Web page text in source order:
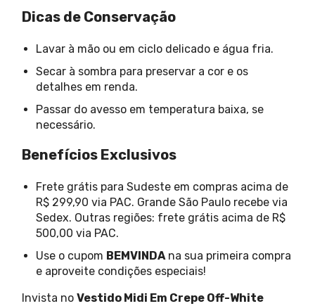
Dicas de Conservação
Lavar à mão ou em ciclo delicado e água fria.
Secar à sombra para preservar a cor e os
detalhes em renda.
Passar do avesso em temperatura baixa, se
necessário.
Benefícios Exclusivos
Frete grátis para Sudeste em compras acima de
R$ 299,90 via PAC. Grande São Paulo recebe via
Sedex. Outras regiões: frete grátis acima de R$
500,00 via PAC.
Use o cupom BEMVINDAna sua primeira compra
e aproveite condições especiais!
Invista no Vestido Midi Em Crepe Off-White